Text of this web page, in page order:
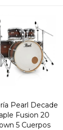
Pearl Decade
Fusion 20
5 Cuerpos